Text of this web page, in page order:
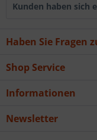
Kunden haben sich
Haben Sie Fragen
Shop Service
Informationen
Newsletter